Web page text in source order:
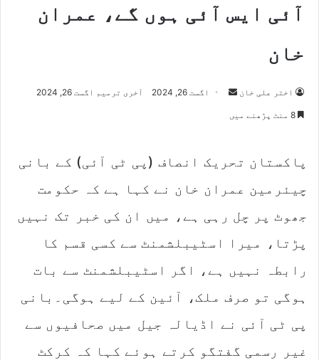
آئی ایس آئی ہوں گے، عمران
خان
اختر علی خان
e
اگست 26, 2024 آخری ترمیم اگست 26, 2024
پاکستان تحریک انصاف (پی ٹی آئی) کے بانی
چیئرمین عمران خان نے کہا ہے کہ حکومت
جھوٹ پر چل رہی ہے، میں ان کی خبر تک نہیں
پڑتا، میرا اسٹیبلشمنٹ سے کسی قسم کا
رابطہ نہیں ہے، اگر اسٹیبلشمنٹ سے بات
ہوگی تو صرف ملک، آئین کے لیے ہوگی۔بانی
پی ٹی آئی نے اڈیالہ جیل میں صحافیوں سے
غیر رسمی گفتگو کرتے ہوئے کہا کہ کرکٹ